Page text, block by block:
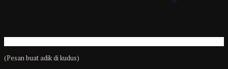
(Pesan buat adik di kudus)